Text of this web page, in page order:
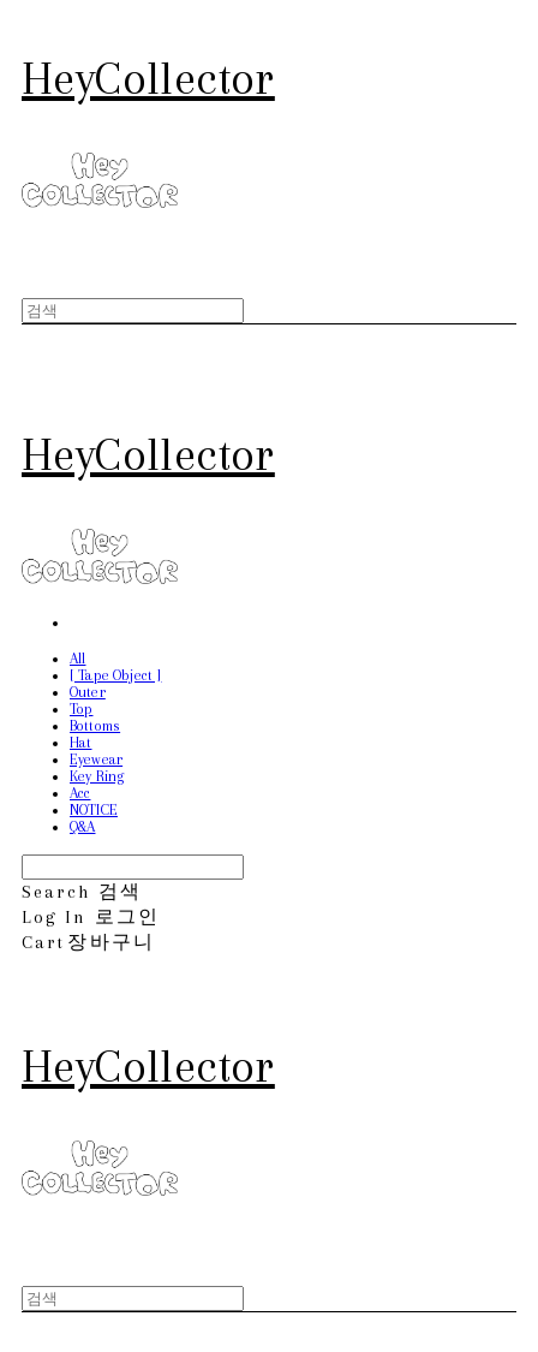
HeyCollector
HeyCollector
All
[ Tape Object ]
Outer
Top
Bottoms
Hat
Eyewear
Key Ring
Acc
NOTICE
Q&A
Search 검색
Log In
로그인
Cart 장바구니
HeyCollector